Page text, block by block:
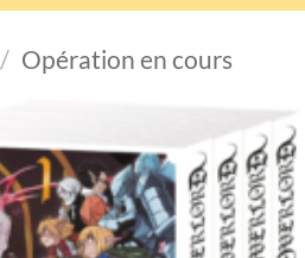
/ Opération en cours
Ajouter
à la
wishlist